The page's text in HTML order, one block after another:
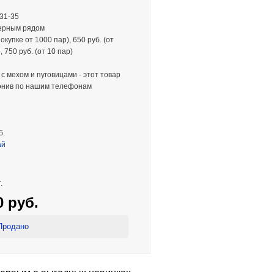
35
рядом
от 1000 пар), 650 руб. (от
750 руб. (от 10 пар)
мехом и пуговицами - этот товар
по нашим телефонам
руб.